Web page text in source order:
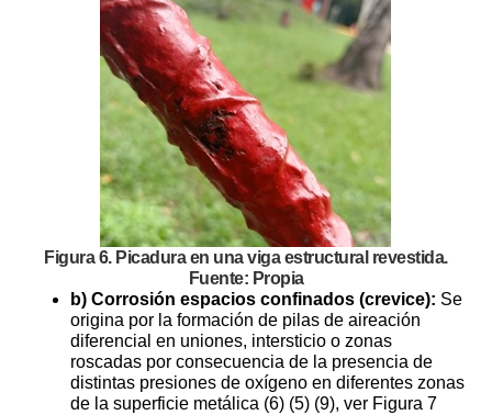
Figura 6. Picadura en una viga estructural revestida.
Fuente: Propia
b) Corrosión espacios confinados (crevice): Se
origina por la formación de pilas de aireación
diferencial en uniones, intersticio o zonas
roscadas por consecuencia de la presencia de
distintas presiones de oxígeno en diferentes zonas
de la superficie metálica (6) (5) (9), ver Figura 7